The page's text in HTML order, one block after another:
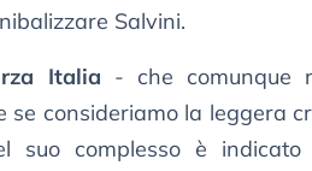
Salvini.
Italia - che comunque
se consideriamo la leggera
suo complesso è